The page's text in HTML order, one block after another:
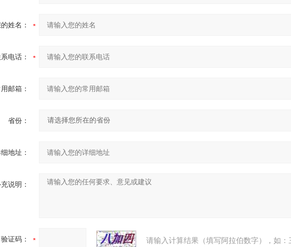
姓名：
电话：
邮箱：
省份：
地址：
说明：
验证码： 请输入计算结果（填写阿拉伯数字），如：